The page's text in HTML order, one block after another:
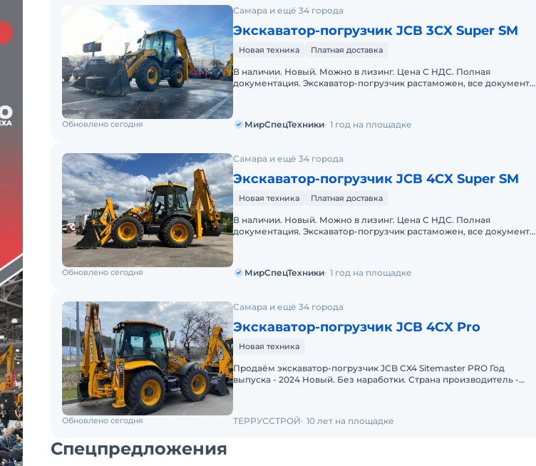
Самара и ещё 34 города
Экскаватор-погрузчик JCB 3CX Super SM
Новая техника Платная доставка
В наличии. Новый. Можно в лизинг. Цена С НДС. Полная
документация. Экскаватор-погрузчик растаможен, все документы
Обновлено сегодня МирСпецТехники 1 год на площадке
Самара и ещё 34 города
Экскаватор-погрузчик JCB 4CX Super SM
Новая техника Платная доставка
В наличии. Новый. Можно в лизинг. Цена С НДС. Полная
документация. Экскаватор-погрузчик растаможен, все документы
Обновлено сегодня МирСпецТехники 1 год на площадке
Самара и ещё 34 города
Экскаватор-погрузчик JCB 4CX Pro
Новая техника
Продаём экскаватор-погрузчик JCB CX4 Sitemaster PRO Год
выпуска - 2024 Новый. Без наработки. Страна производитель -
Обновлено сегодня ТЕРРУССТРОЙ 10 лет на площадке
Спецпредложения